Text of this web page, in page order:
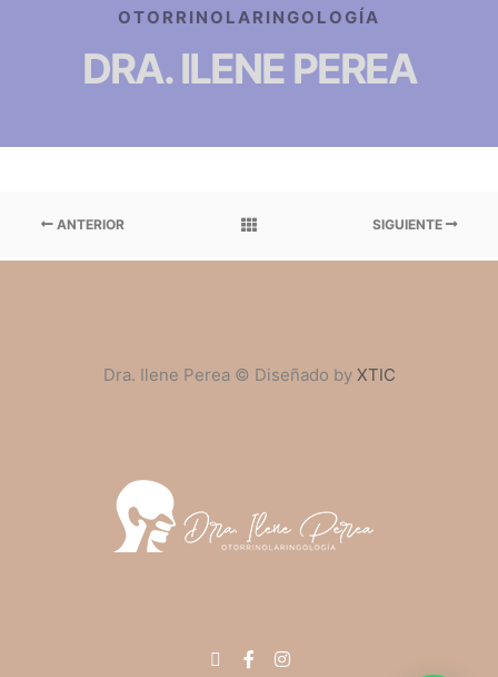
OTORRINOLARINGOLOGÍA
DRA. ILENE PEREA
ANTERIOR SIGUIENTE
Dra. Ilene Perea © Diseñado by XTIC